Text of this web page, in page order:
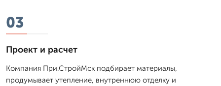
03
Проект и расчет
Компания При.СтройМск подбирает материалы,
продумывает утепление, внутреннюю отделку и